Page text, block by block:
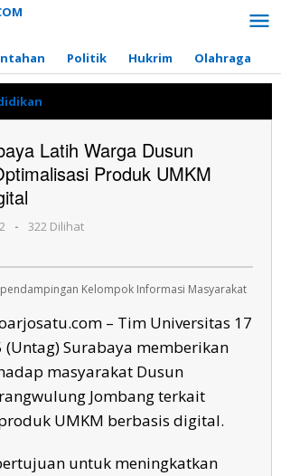
Politik Hukrim Olahraga
Surabaya
Warga
Dusun
Produk
Digital
Latih Warga Dusun
Produk UMKM
oleh
-
322 Dilihat
Kelompok Informasi Masyarakat
– Tim Universitas 17
(Untag) Surabaya memberikan
masyarakat Dusun
Jombang terkait
UMKM berbasis digital.
untuk meningkatkan